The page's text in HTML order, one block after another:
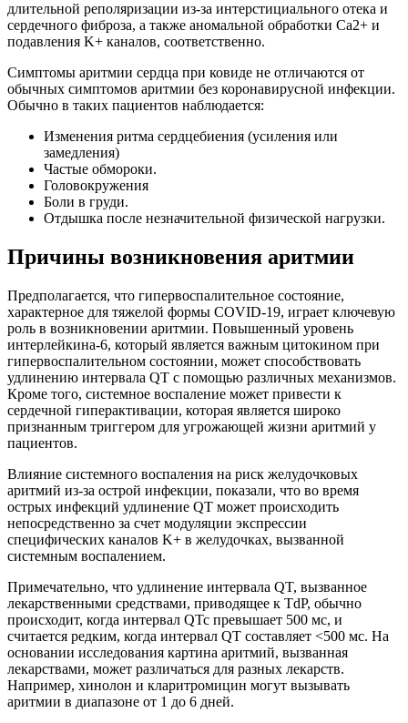
длительной реполяризации из-за интерстициального отека и
сердечного фиброза, а также аномальной обработки Ca2+ и
подавления K+ каналов, соответственно.
Симптомы аритмии сердца при ковиде не отличаются от
обычных симптомов аритмии без коронавирусной инфекции.
Обычно в таких пациентов наблюдается:
Изменения ритма сердцебиения (усиления или
замедления)
Частые обмороки.
Головокружения
Боли в груди.
Отдышка после незначительной физической нагрузки.
Причины возникновения аритмии
Предполагается, что гипервоспалительное состояние,
характерное для тяжелой формы COVID-19, играет ключевую
роль в возникновении аритмии. Повышенный уровень
интерлейкина-6, который является важным цитокином при
гипервоспалительном состоянии, может способствовать
удлинению интервала QT с помощью различных механизмов.
Кроме того, системное воспаление может привести к
сердечной гиперактивации, которая является широко
признанным триггером для угрожающей жизни аритмий у
пациентов.
Влияние системного воспаления на риск желудочковых
аритмий из-за острой инфекции, показали, что во время
острых инфекций удлинение QT может происходить
непосредственно за счет модуляции экспрессии
специфических каналов K+ в желудочках, вызванной
системным воспалением.
Примечательно, что удлинение интервала QT, вызванное
лекарственными средствами, приводящее к TdP, обычно
происходит, когда интервал QTc превышает 500 мс, и
считается редким, когда интервал QT составляет <500 мс. На
основании исследования картина аритмий, вызванная
лекарствами, может различаться для разных лекарств.
Например, хинолон и кларитромицин могут вызывать
аритмии в диапазоне от 1 до 6 дней.